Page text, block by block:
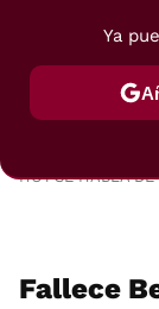
POSTRES
HOY SE HABLA DE
Fallece
Ya